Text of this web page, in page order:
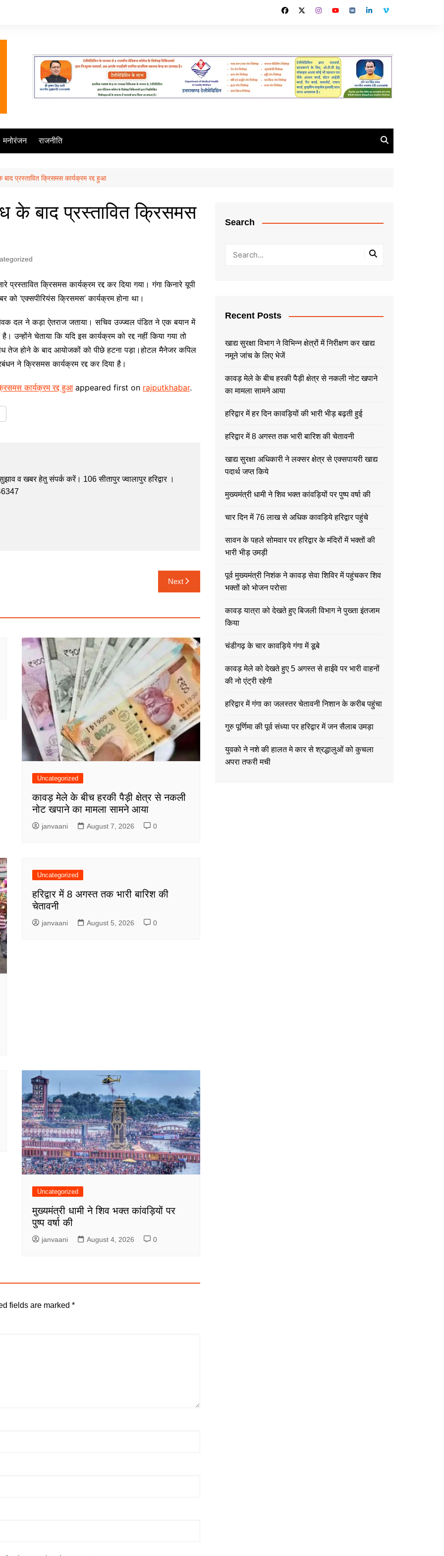
मनोरंजन राजनीति
प्रस्तावित क्रिसमस कार्यक्रम रद्द हुआ
के बाद प्रस्तावित क्रिसमस
क्रिसमस कार्यक्रम रद्द कर दिया गया। गंगा किनारे यूपी
‘एक्सपीरियंस क्रिसमस’ कार्यक्रम होना था।
दल ने कड़ा ऐतराज जताया। सचिव उज्ज्वल पंडित ने एक बयान में
उन्होंने चेताया कि यदि इस कार्यक्रम को रद्द नहीं किया गया तो
तेज होने के बाद आयोजकों को पीछे हटना पड़ा।होटल मैनेजर कपिल
ने क्रिसमस कार्यक्रम रद्द कर दिया है।
कार्यक्रम रद्द हुआappeared first on rajputkhabar.
व खबर हेतु संपर्क करें। 106 सीतापुर ज्वालापुर हरिद्वार ।
Next
Uncategorized
कावड़ मेले के बीच हरकी पैड़ी क्षेत्र से नकली
नोट खपाने का मामला सामने आया
janvaani August 7, 2026 0
Uncategorized
हरिद्वार में 8 अगस्त तक भारी बारिश की
चेतावनी
janvaani August 5, 2026 0
Uncategorized
मुख्यमंत्री धामी ने शिव भक्त कांवड़ियों पर
पुष्प वर्षा की
janvaani August 4, 2026 0
fields are marked *
Search
Recent Posts
खाद्य सुरक्षा विभाग ने विभिन्न क्षेत्रों में निरीक्षण कर खाद्य
नमूने जांच के लिए भेजें
कावड़ मेले के बीच हरकी पैड़ी क्षेत्र से नकली नोट खपाने
का मामला सामने आया
हरिद्वार में हर दिन कावड़ियों की भारी भीड़ बढ़ती हुई
हरिद्वार में 8 अगस्त तक भारी बारिश की चेतावनी
खाद्य सुरक्षा अधिकारी ने लक्सर क्षेत्र से एक्सपायरी खाद्य
पदार्थ जप्त किये
मुख्यमंत्री धामी ने शिव भक्त कांवड़ियों पर पुष्प वर्षा की
चार दिन में 76 लाख से अधिक कावड़िये हरिद्वार पहुंचे
सावन के पहले सोमवार पर हरिद्वार के मंदिरों में भक्तों की
भारी भीड़ उमड़ी
पूर्व मुख्यमंत्री निशंक ने कावड़ सेवा शिविर में पहुंचकर शिव
भक्तों को भोजन परोसा
कावड़ यात्रा को देखते हुए बिजली विभाग ने पुख्ता इंतजाम
किया
चंडीगढ़ के चार कावड़िये गंगा में डूबे
कावड़ मेले को देखते हुए 5 अगस्त से हाईवे पर भारी वाहनों
की नो एंट्री रहेगी
हरिद्वार में गंगा का जलस्तर चेतावनी निशान के करीब पहुंचा
गुरु पूर्णिमा की पूर्व संध्या पर हरिद्वार में जन सैलाब उमड़ा
युवको ने नशे की हालत मे कार से श्रद्धालुओं को कुचला
अपरा तफरी मची